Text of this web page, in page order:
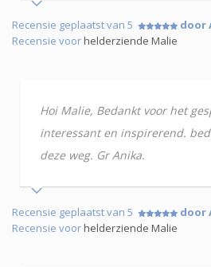
Recensie geplaatst van 5
door
Recensie voorhelderziende Malie
Hoi Malie, Bedankt voor het
interessant en inspirerend.
deze weg. Gr Anika.
Recensie geplaatst van 5
door
Recensie voorhelderziende Malie